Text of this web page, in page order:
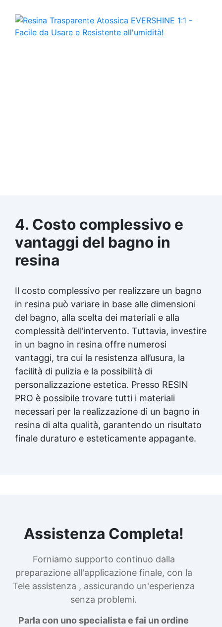
4. Costo complessivo e
vantaggi del bagno in
resina
Il costo complessivo per realizzare un bagno
in resina può variare in base alle dimensioni
del bagno, alla scelta dei materiali e alla
complessità dell’intervento. Tuttavia, investire
in un bagno in resina offre numerosi
vantaggi, tra cui la resistenza all’usura, la
facilità di pulizia e la possibilità di
personalizzazione estetica. Presso RESIN
PRO è possibile trovare tutti i materiali
necessari per la realizzazione di un bagno in
resina di alta qualità, garantendo un risultato
finale duraturo e esteticamente appagante.
Assistenza Completa!
Forniamo supporto continuo dalla
preparazione all'applicazione finale, con la
Tele assistenza , assicurando un'esperienza
senza problemi.
Parla con uno specialista e fai un ordine